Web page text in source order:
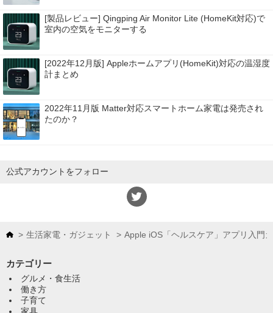
[製品レビュー] Qingping Air Monitor Lite (HomeKit対応)で
室内の空気をモニターする
[2022年12月版] Appleホームアプリ(HomeKit)対応の温湿度
計まとめ
2022年11月版 Matter対応スマートホーム家電は発売され
たのか？
公式アカウントをフォロー
生活家電・ガジェット Apple iOS「ヘルスケア」アプリ入門
カテゴリー
グルメ・食生活
働き方
子育て